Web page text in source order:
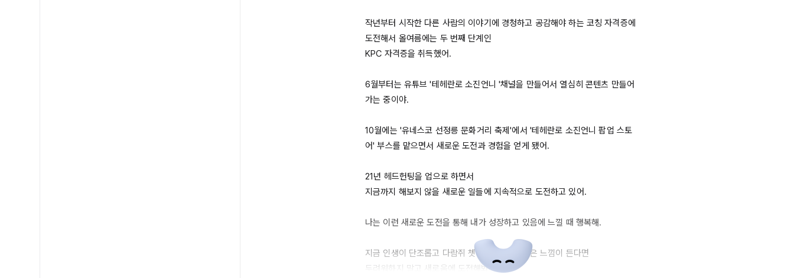
작년부터 시작한 다른 사람의 이야기에 경청하고 공감해야 하는 코칭 자격증에
KPC 자격증을 취득했어.
6월부터는 유튜브 '테헤란로 소진언니 '채널을 만들어서 열심히 콘텐츠 만들어
가는 중이야.
10월에는 '유네스코 선정릉 문화거리 축제'에서 '테헤란로 소진언니 팝업 스토
어' 부스를 맡으면서 새로운 도전과 경험을 얻게 됐어.
21년 헤드헌팅을 업으로 하면서
지금까지 해보지 않을 새로운 일들에 지속적으로 도전하고 있어.
나는 이런 새로운 도전을 통해 내가 성장하고 있음에 느낄 때 행복해.
지금 인생이 단조롭고 다람쥐 쳇바퀴 도는 것 같은 느낌이 든다면
두려워하지 말고 새로움에 도전해봐.